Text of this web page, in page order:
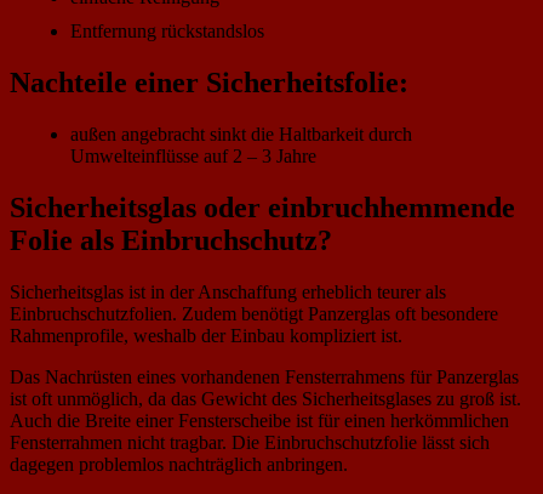
Entfernung rückstandslos
Nachteile einer Sicherheitsfolie:
außen angebracht sinkt die Haltbarkeit durch
Umwelteinflüsse auf 2 – 3 Jahre
Sicherheitsglas oder einbruchhemmende
Folie als Einbruchschutz?
Sicherheitsglas ist in der Anschaffung erheblich teurer als
Einbruchschutzfolien. Zudem benötigt Panzerglas oft besondere
Rahmenprofile, weshalb der Einbau kompliziert ist.
Das Nachrüsten eines vorhandenen Fensterrahmens für Panzerglas
ist oft unmöglich, da das Gewicht des Sicherheitsglases zu groß ist.
Auch die Breite einer Fensterscheibe ist für einen herkömmlichen
Fensterrahmen nicht tragbar. Die Einbruchschutzfolie lässt sich
dagegen problemlos nachträglich anbringen.